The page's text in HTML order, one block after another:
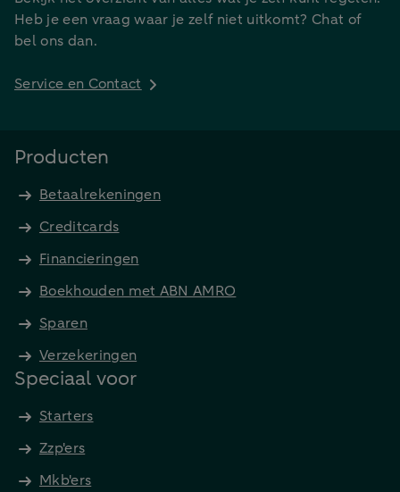
Heb je een vraag waar je zelf niet uitkomt? Chat of
bel ons dan.
Service en Contact
Producten
Betaalrekeningen
Creditcards
Financieringen
Boekhouden met ABN AMRO
Sparen
Verzekeringen
Speciaal voor
Starters
Zzp'ers
Mkb'ers